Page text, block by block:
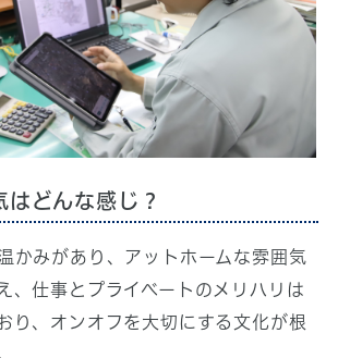
はどんな感じ？
かみがあり、アットホームな雰囲気
、仕事とプライベートのメリハリは
り、オンオフを大切にする文化が根